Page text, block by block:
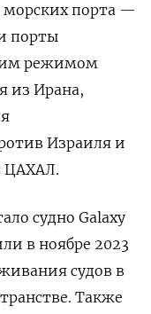
морских порта —
порты
режимом
из Ирана,
Израиля и
ЦАХАЛ.
судно Galaxy
в ноябре 2023
судов в
Также